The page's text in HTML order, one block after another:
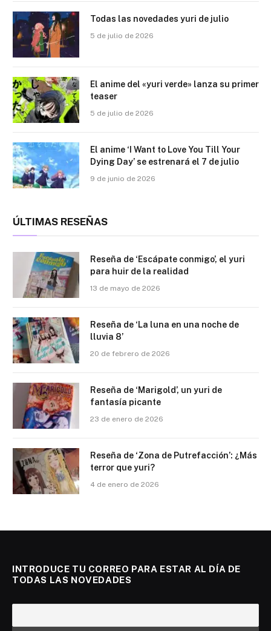
Todas las novedades yuri de julio
5 de julio de 2026
El anime del «yuri verde» lanza su primer
teaser
5 de julio de 2026
El anime ‘I Want to Love You Till Your
Dying Day’ se estrenará el 7 de julio
9 de junio de 2026
ÚLTIMAS RESEÑAS
Reseña de ‘Escápate conmigo’, el yuri
para huir de la realidad
13 de mayo de 2026
Reseña de ‘La luna en una noche de
lluvia 8’
20 de febrero de 2026
Reseña de ‘Marigold’, un yuri de
fantasía picante
23 de enero de 2026
Reseña de ‘Zona de Putrefacción’: ¿Más
terror que yuri?
4 de enero de 2026
INTRODUCE TU CORREO PARA ESTAR AL DÍA DE
TODAS LAS NOVEDADES